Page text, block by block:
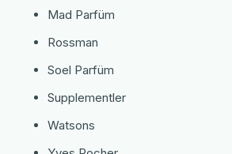
Mad Parfüm
Rossman
Soel Parfüm
Supplementler
Watsons